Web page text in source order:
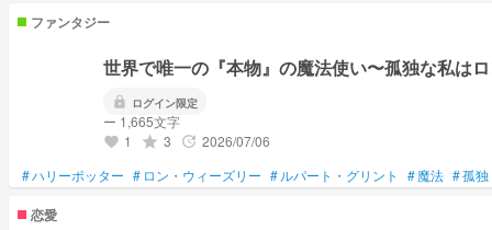
ファンタジー
世界で唯一の『本物』の魔法使い〜孤独な私は
lock ログイン限定
ー 1,665文字
favorite 1 grade 3 update 2026/07/06
#ハリーポッター # ロン・ウィーズリー # ルパート・グリント #魔法 #孤独
恋愛